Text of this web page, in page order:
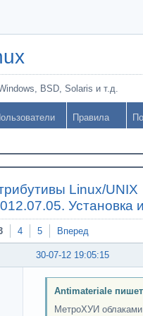
BSD, Solaris и т.д.
Правила
Linux/UNIX
Установка
4 5 Вперед
30-07-12 19:05:15
Antimateriale
МетроХУИ